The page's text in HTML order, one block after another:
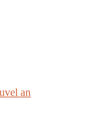
an